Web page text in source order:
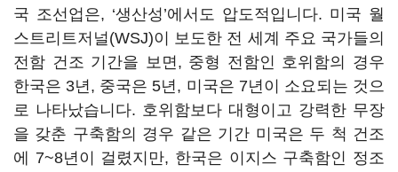
국 조선업은, ‘생산성’에서도 압도적입니다. 미국 월
스트리트저널(WSJ)이 보도한 전 세계 주요 국가들의
전함 건조 기간을 보면, 중형 전함인 호위함의 경우
한국은 3년, 중국은 5년, 미국은 7년이 소요되는 것으
로 나타났습니다. 호위함보다 대형이고 강력한 무장
을 갖춘 구축함의 경우 같은 기간 미국은 두 척 건조
에 7~8년이 걸렸지만, 한국은 이지스 구축함인 정조